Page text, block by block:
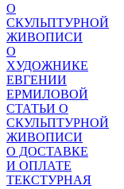
О
СКУЛЬПТУРНОЙ
ЖИВОПИСИ
О
ХУДОЖНИКЕ
ЕВГЕНИИ
ЕРМИЛОВОЙ
СТАТЬИ О
СКУЛЬПТУРНОЙ
ЖИВОПИСИ
О ДОСТАВКЕ
И ОПЛАТЕ
ТЕКСТУРНАЯ